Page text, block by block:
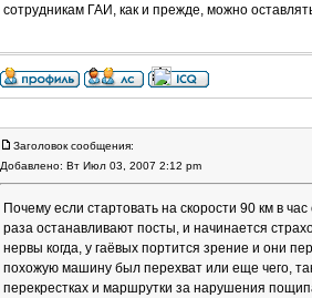
сотрудникам ГАИ, как и прежде, можно
Заголовок сообщения:
Добавлено: Вт Июл 03, 2007 2:12 pm
Почему если стартовать на скорости 90 км в
раза останавливают посты, и начинается
нервы когда, у гаёвых портится зрение и они
похожую машину был перехват или еще чего,
перекрестках и маршрутки за нарушения